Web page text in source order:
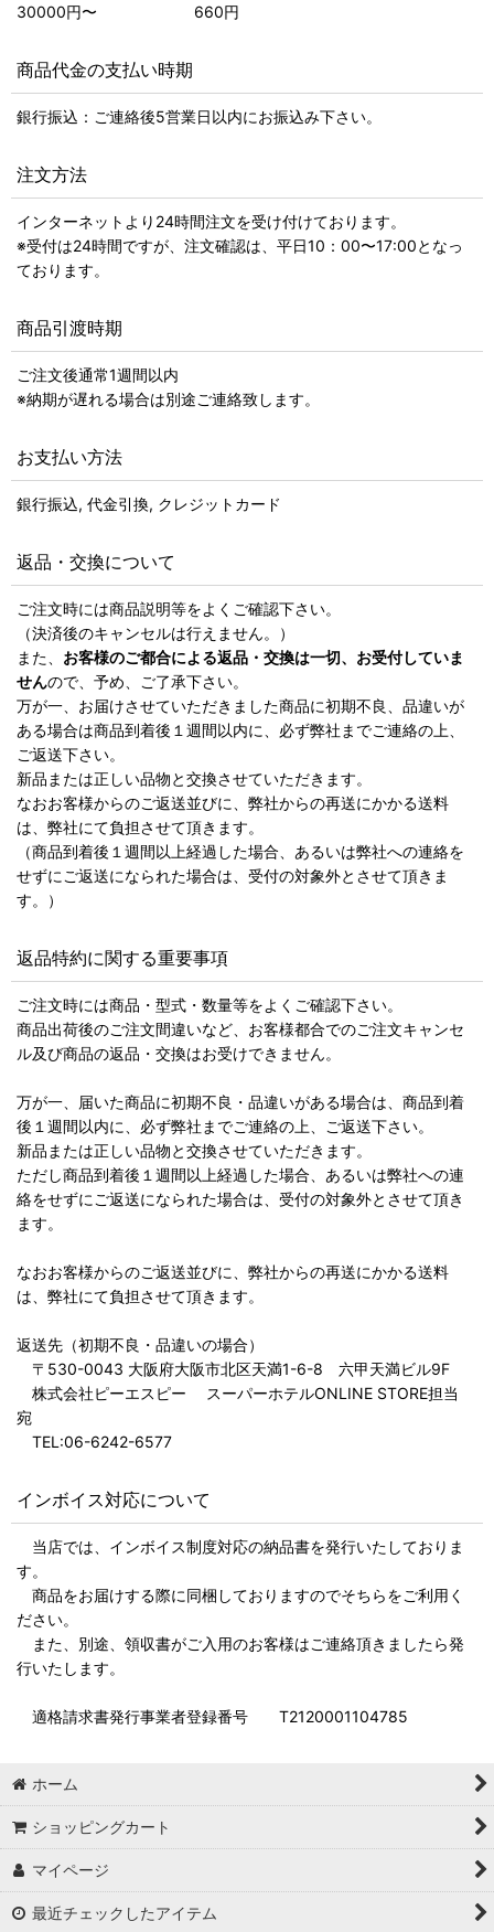
30000円〜 660円
商品代金の支払い時期
銀行振込：ご連絡後5営業日以内にお振込み下さい。
注文方法
インターネットより24時間注文を受け付けております。
※受付は24時間ですが、注文確認は、平日10：00〜17:00となっ
ております。
商品引渡時期
ご注文後通常1週間以内
※納期が遅れる場合は別途ご連絡致します。
お支払い方法
銀行振込, 代金引換, クレジットカード
返品・交換について
ご注文時には商品説明等をよくご確認下さい。
（決済後のキャンセルは行えません。）
また、 お客様のご都合による返品・交換は一切、お受付していま
せんので、予め、ご了承下さい。
万が一、お届けさせていただきました商品に初期不良、品違いが
ある場合は商品到着後１週間以内に、必ず弊社までご連絡の上、
ご返送下さい。
新品または正しい品物と交換させていただきます。
なおお客様からのご返送並びに、弊社からの再送にかかる送料
は、弊社にて負担させて頂きます。
（商品到着後１週間以上経過した場合、あるいは弊社への連絡を
せずにご返送になられた場合は、受付の対象外とさせて頂きま
す。）
返品特約に関する重要事項
ご注文時には商品・型式・数量等をよくご確認下さい。
商品出荷後のご注文間違いなど、お客様都合でのご注文キャンセ
ル及び商品の返品・交換はお受けできません。
万が一、届いた商品に初期不良・品違いがある場合は、商品到着
後１週間以内に、必ず弊社までご連絡の上、ご返送下さい。
新品または正しい品物と交換させていただきます。
ただし商品到着後１週間以上経過した場合、あるいは弊社への連
絡をせずにご返送になられた場合は、受付の対象外とさせて頂き
ます。
なおお客様からのご返送並びに、弊社からの再送にかかる送料
は、弊社にて負担させて頂きます。
返送先（初期不良・品違いの場合）
〒530-0043 大阪府大阪市北区天満1-6-8 六甲天満ビル9F
株式会社ピーエスピー スーパーホテルONLINE STORE担当
宛
TEL:06-6242-6577
インボイス対応について
当店では、インボイス制度対応の納品書を発行いたしておりま
す。
商品をお届けする際に同梱しておりますのでそちらをご利用く
ださい。
また、別途、領収書がご入用のお客様はご連絡頂きましたら発
行いたします。
適格請求書発行事業者登録番号 T2120001104785
ホーム
ショッピングカート
マイページ
最近チェックしたアイテム